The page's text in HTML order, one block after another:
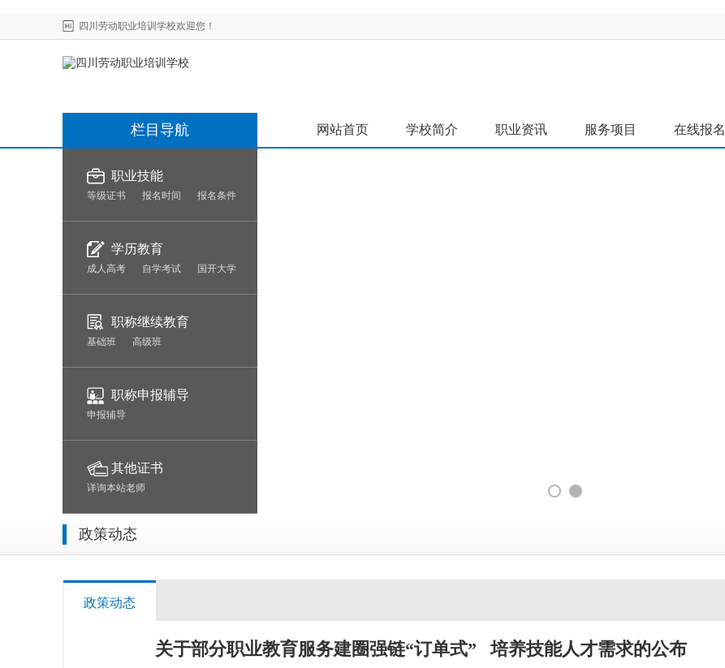
四川劳动职业培训学校欢迎您！
栏目导航 网站首页 学校简介 职业资讯 服务项目 在线报名
职业技能
等级证书 报名时间 报名条件
学历教育
成人高考 自学考试 国开大学
职称继续教育
基础班 高级班
职称申报辅导
申报辅导
其他证书
详询本站老师
政策动态
政策动态
关于部分职业教育服务建圈强链“订单式” 培养技能人才需求的公布